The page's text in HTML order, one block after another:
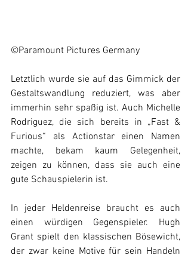
©Paramount Pictures Germany
Letztlich wurde sie auf das Gimmick der
Gestaltswandlung reduziert, was aber
immerhin sehr spaßig ist. Auch Michelle
Rodriguez, die sich bereits in „Fast &
Furious“ als Actionstar einen Namen
machte, bekam kaum Gelegenheit,
zeigen zu können, dass sie auch eine
gute Schauspielerin ist.
In jeder Heldenreise braucht es auch
einen würdigen Gegenspieler. Hugh
Grant spielt den klassischen Bösewicht,
der zwar keine Motive für sein Handeln